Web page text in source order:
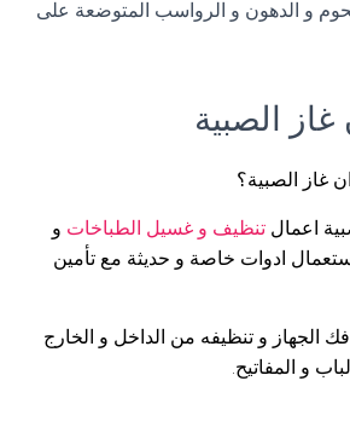
و الدهون و الرواسب المتوضعة على
الصبية
غاز الصبية؟
اعمال تنظيف و غسيل الطباخات و
ادوات خاصة و حديثة مع تأمين
الجهاز و تنظيفه من الداخل و الخارج
و المفاتيح.